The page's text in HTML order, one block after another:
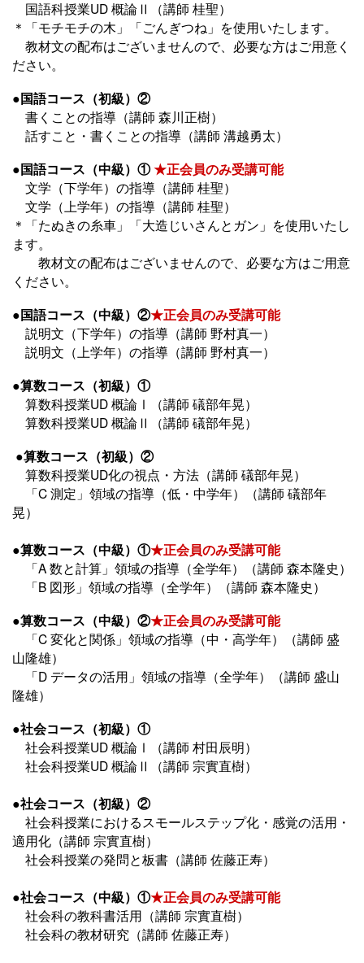
国語科授業UD 概論Ⅱ（講師 桂聖）
＊「モチモチの木」「ごんぎつね」を使用いたします。
教材文の配布はございませんので、必要な方はご用意く
ださい。
●国語コース（初級）②
書くことの指導（講師 森川正樹）
話すこと・書くことの指導（講師 溝越勇太）
●国語コース（中級）①★正会員のみ受講可能
文学（下学年）の指導（講師 桂聖）
文学（上学年）の指導（講師 桂聖）
＊「たぬきの糸車」「大造じいさんとガン」を使用いたし
ます。
教材文の配布はございませんので、必要な方はご用意
ください。
●国語コース（中級）②★正会員のみ受講可能
説明文（下学年）の指導（講師 野村真一）
説明文（上学年）の指導（講師 野村真一）
●算数コース（初級）①
算数科授業UD 概論Ⅰ（講師 礒部年晃）
算数科授業UD 概論Ⅱ（講師 礒部年晃）
●算数コース（初級）②
算数科授業UD化の視点・方法（講師 礒部年晃）
「C 測定」領域の指導（低・中学年）（講師 礒部年
晃）
●算数コース（中級）①★正会員のみ受講可能
「A 数と計算」領域の指導（全学年）（講師 森本隆史）
「B 図形」領域の指導（全学年）（講師 森本隆史）
●算数コース（中級）②★正会員のみ受講可能
「C 変化と関係」領域の指導（中・高学年）（講師 盛
山隆雄）
「D データの活用」領域の指導（全学年）（講師 盛山
隆雄）
●社会コース（初級）①
社会科授業UD 概論Ⅰ（講師 村田辰明）
社会科授業UD 概論Ⅱ（講師 宗實直樹）
●社会コース（初級）②
社会科授業におけるスモールステップ化・感覚の活用・
適用化（講師 宗實直樹）
社会科授業の発問と板書（講師 佐藤正寿）
●社会コース（中級）①★正会員のみ受講可能
社会科の教科書活用（講師 宗實直樹）
社会科の教材研究（講師 佐藤正寿）